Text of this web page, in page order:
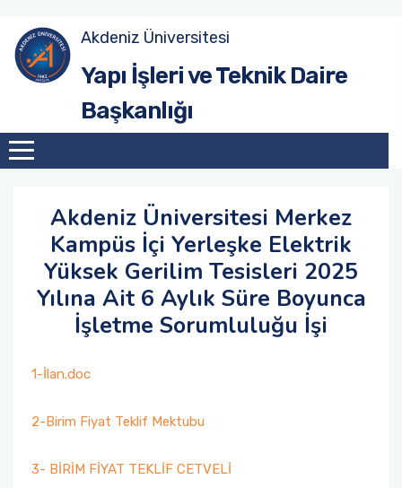
Akdeniz Üniversitesi
Yapı İşleri ve Teknik Daire
Başkanlığı
Akdeniz Üniversitesi Merkez
Kampüs İçi Yerleşke Elektrik
Yüksek Gerilim Tesisleri 2025
Yılına Ait 6 Aylık Süre Boyunca
İşletme Sorumluluğu İşi
1-İlan.doc
2-Birim Fiyat Teklif Mektubu
3- BİRİM FİYAT TEKLİF CETVELİ
Yönetim
Yatırım Şube Müdürlüğü
Yapım Şube Müdürlüğü
Bakım Onarım Şube Müdürlüğü
Peyzaj Şube Müdürlüğü
Emlak Şube Müdürlüğü
İdari İşler Şube Müdürlüğü